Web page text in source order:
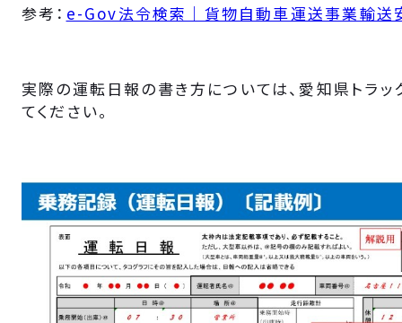
参考： e-Gov法令検索｜貨物自動車運送事業輸送
実際の運転日報の書き方については、愛知県トラ
てください。